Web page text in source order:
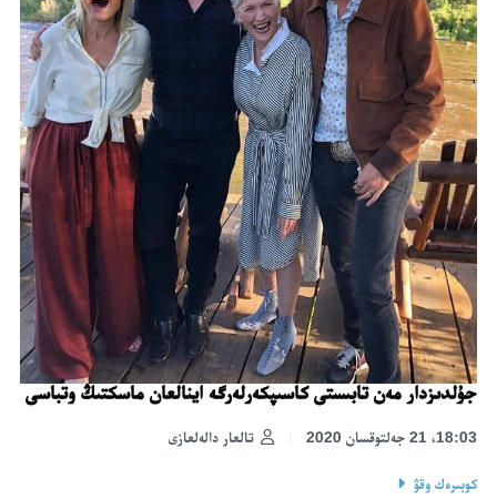
جۇلدىزدار مەن تابىستى كاسىپكەرلەرگە اينالعان ماسكتىڭ وتباسى
تالعار دالەلعازى 18:03، 21 جەلتوقسان 2020
كوبىرەك وقۋ